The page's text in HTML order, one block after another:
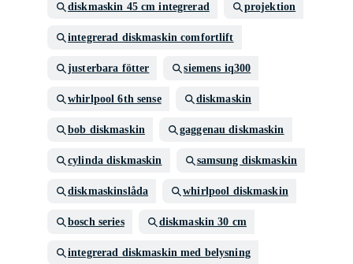
diskmaskin 45 cm integrerad projektion
integrerad diskmaskin comfortlift
justerbara fötter siemens iq300
whirlpool 6th sense diskmaskin
bob diskmaskin gaggenau diskmaskin
cylinda diskmaskin samsung diskmaskin
diskmaskinslåda whirlpool diskmaskin
bosch series diskmaskin 30 cm
integrerad diskmaskin med belysning